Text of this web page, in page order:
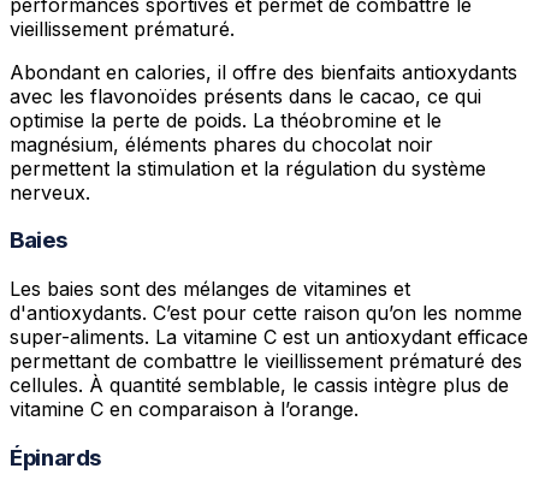
vieillissement prématuré.
Abondant en calories, il offre des bienfaits antioxydants
avec les flavonoïdes présents dans le cacao, ce qui
optimise la perte de poids. La théobromine et le
magnésium, éléments phares du chocolat noir
permettent la stimulation et la régulation du système
nerveux.
Baies
Les baies sont des mélanges de vitamines et
d'antioxydants. C’est pour cette raison qu’on les nomme
super-aliments. La vitamine C est un antioxydant efficace
permettant de combattre le vieillissement prématuré des
cellules. À quantité semblable, le cassis intègre plus de
vitamine C en comparaison à l’orange.
Épinards